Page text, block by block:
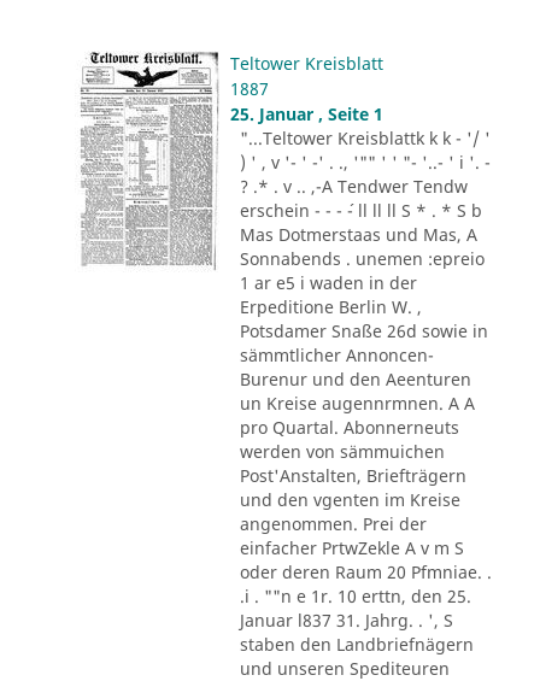
Teltower Kreisblatt
1887
25. Januar , Seite 1
"...Teltower Kreisblattk k k - '/ '
) ' , v '- ' -' . ., '"" ' ' "- '..- ' i '. -
? .* . v .. ,-A Tendwer Tendw
erschein - - - ´- ll ll ll S * . * S b
Mas Dotmerstaas und Mas, A
Sonnabends . unemen :epreio
1 ar e5 i waden in der
Erpeditione Berlin W. ,
Potsdamer Snaße 26d sowie in
sämmtlicher Annoncen-
Burenur und den Aeenturen
un Kreise augennrmnen. A A
pro Quartal. Abonnerneuts
werden von sämmuichen
Post'Anstalten, Briefträgern
und den vgenten im Kreise
angenommen. Prei der
einfacher PrtwZekle A v m S
oder deren Raum 20 Pfmniae. .
.i . ""n e 1r. 10 erttn, den 25.
Januar l837 31. Jahrg. . ', S
staben den Landbriefnägern
und unseren Spediteuren